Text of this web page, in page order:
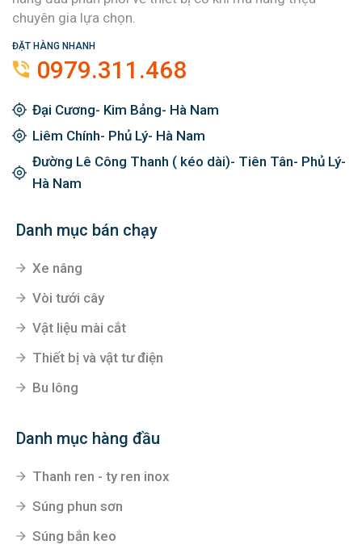
chuyên gia lựa chọn.
ĐẶT HÀNG NHANH
0979.311.468
Đại Cương- Kim Bảng- Hà Nam
Liêm Chính- Phủ Lý- Hà Nam
Đường Lê Công Thanh ( kéo dài)- Tiên Tân- Phủ Lý-
Hà Nam
Danh mục bán chạy
Xe nâng
Vòi tưới cây
Vật liệu mài cắt
Thiết bị và vật tư điện
Bu lông
Danh mục hàng đầu
Thanh ren - ty ren inox
Súng phun sơn
Súng bắn keo